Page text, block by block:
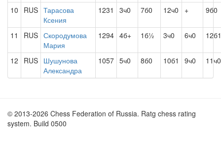
10 RUS Тарасова
Ксения
1231 3ч0 7б0 12ч0 + 9б0
11 RUS Скородумова
Мария
1294 4б+ 1б½ 3ч0 6ч0 12б1
12 RUS Шушунова
Александра
1057 5ч0 8б0 10б1 9ч0 11ч0
© 2013-2026 Chess Federation of Russia. Ratg chess rating
system. Build 0500